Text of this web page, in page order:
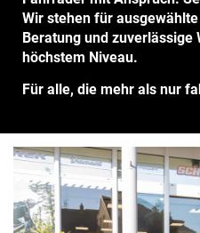
Wir stehen für
Beratung und
höchstem Niveau.
Für alle, die mehr als nur